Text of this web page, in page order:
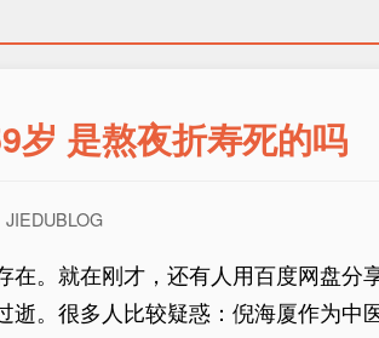
岁 是熬夜折寿死的吗
在。就在刚才，还有人用百度网盘分
逝。很多人比较疑惑：倪海厦作为中